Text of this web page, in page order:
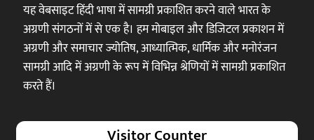
यह वेबसाइट हिंदी भाषा में सामग्री प्रकाशित करने वाले भारत के
अग्रणी संगठनों में से एक है। हम मोबाइल और डिजिटल प्रकाशन में
अग्रणी और समाचार ज्योतिष, आध्यात्मिक, धार्मिक और मनोरंजन
सामग्री आदि में अग्रणी के रूप में विभिन्न श्रेणियों में सामग्री प्रकाशित
करते हैं।